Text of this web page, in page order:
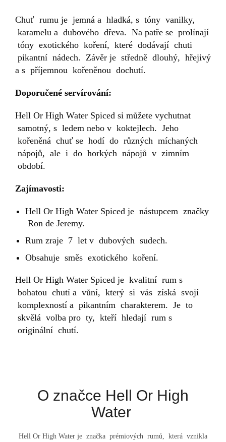
Chuť rumu je jemná a hladká, s tóny vanilky,
karamelu a dubového dřeva. Na patře se prolínají
tóny exotického koření, které dodávají chuti
pikantní nádech. Závěr je středně dlouhý, hřejivý
a s příjemnou kořeněnou dochutí.
Doporučené servírování:
Hell Or High Water Spiced si můžete vychutnat
samotný, s ledem nebo v koktejlech. Jeho
kořeněná chuť se hodí do různých míchaných
nápojů, ale i do horkých nápojů v zimním
období.
Zajímavosti:
Hell Or High Water Spiced je nástupcem značky
Ron de Jeremy.
Rum zraje 7 let v dubových sudech.
Obsahuje směs exotického koření.
Hell Or High Water Spiced je kvalitní rum s
bohatou chutí a vůní, který si vás získá svojí
komplexností a pikantním charakterem. Je to
skvělá volba pro ty, kteří hledají rum s
originální chutí.
O značce Hell Or High
Water
Hell Or High Water je značka prémiových rumů, která vznikla